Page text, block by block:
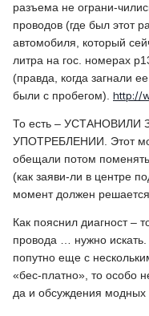
разъема не ограни-
проводов (где был этот
автомобиля, который
литра на гос. номерах
(правда, когда загнали
были с пробегом). http://
То есть –
УПОТРЕБЛЕНИИ. Этот
обещали потом
(как заяви-ли в центре
момент должен
Как пояснил диагност –
провода … нужно
попутно еще с
«бес-платно», то особо
да и обсуждения модных